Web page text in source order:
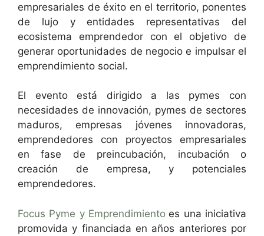
empresariales de éxito en el territorio, ponentes
de lujo y entidades representativas del
ecosistema emprendedor con el objetivo de
generar oportunidades de negocio e impulsar el
emprendimiento social.
El evento está dirigido a las pymes con
necesidades de innovación, pymes de sectores
maduros, empresas jóvenes innovadoras,
emprendedores con proyectos empresariales
en fase de preincubación, incubación o
creación de empresa, y potenciales
emprendedores.
Focus Pyme y Emprendimiento es una iniciativa
promovida y financiada en años anteriores por